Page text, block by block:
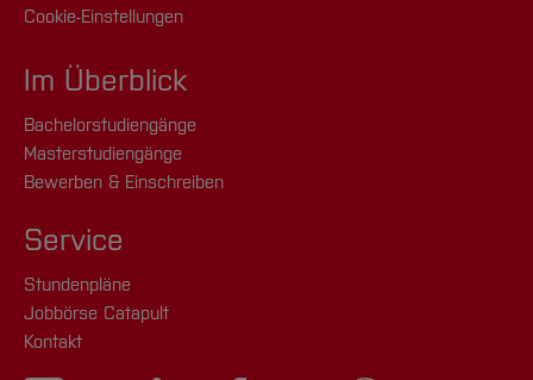
Cookie-Einstellungen
Im Überblick
Bachelorstudiengänge
Masterstudiengänge
Bewerben & Einschreiben
Service
Stundenpläne
Jobbörse Catapult
Kontakt